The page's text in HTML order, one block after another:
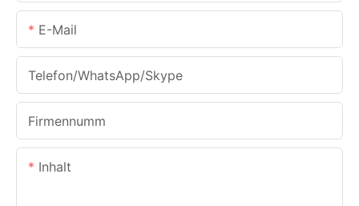
E-Mail
Telefon/WhatsApp/Skype
Firmennumm
Inhalt